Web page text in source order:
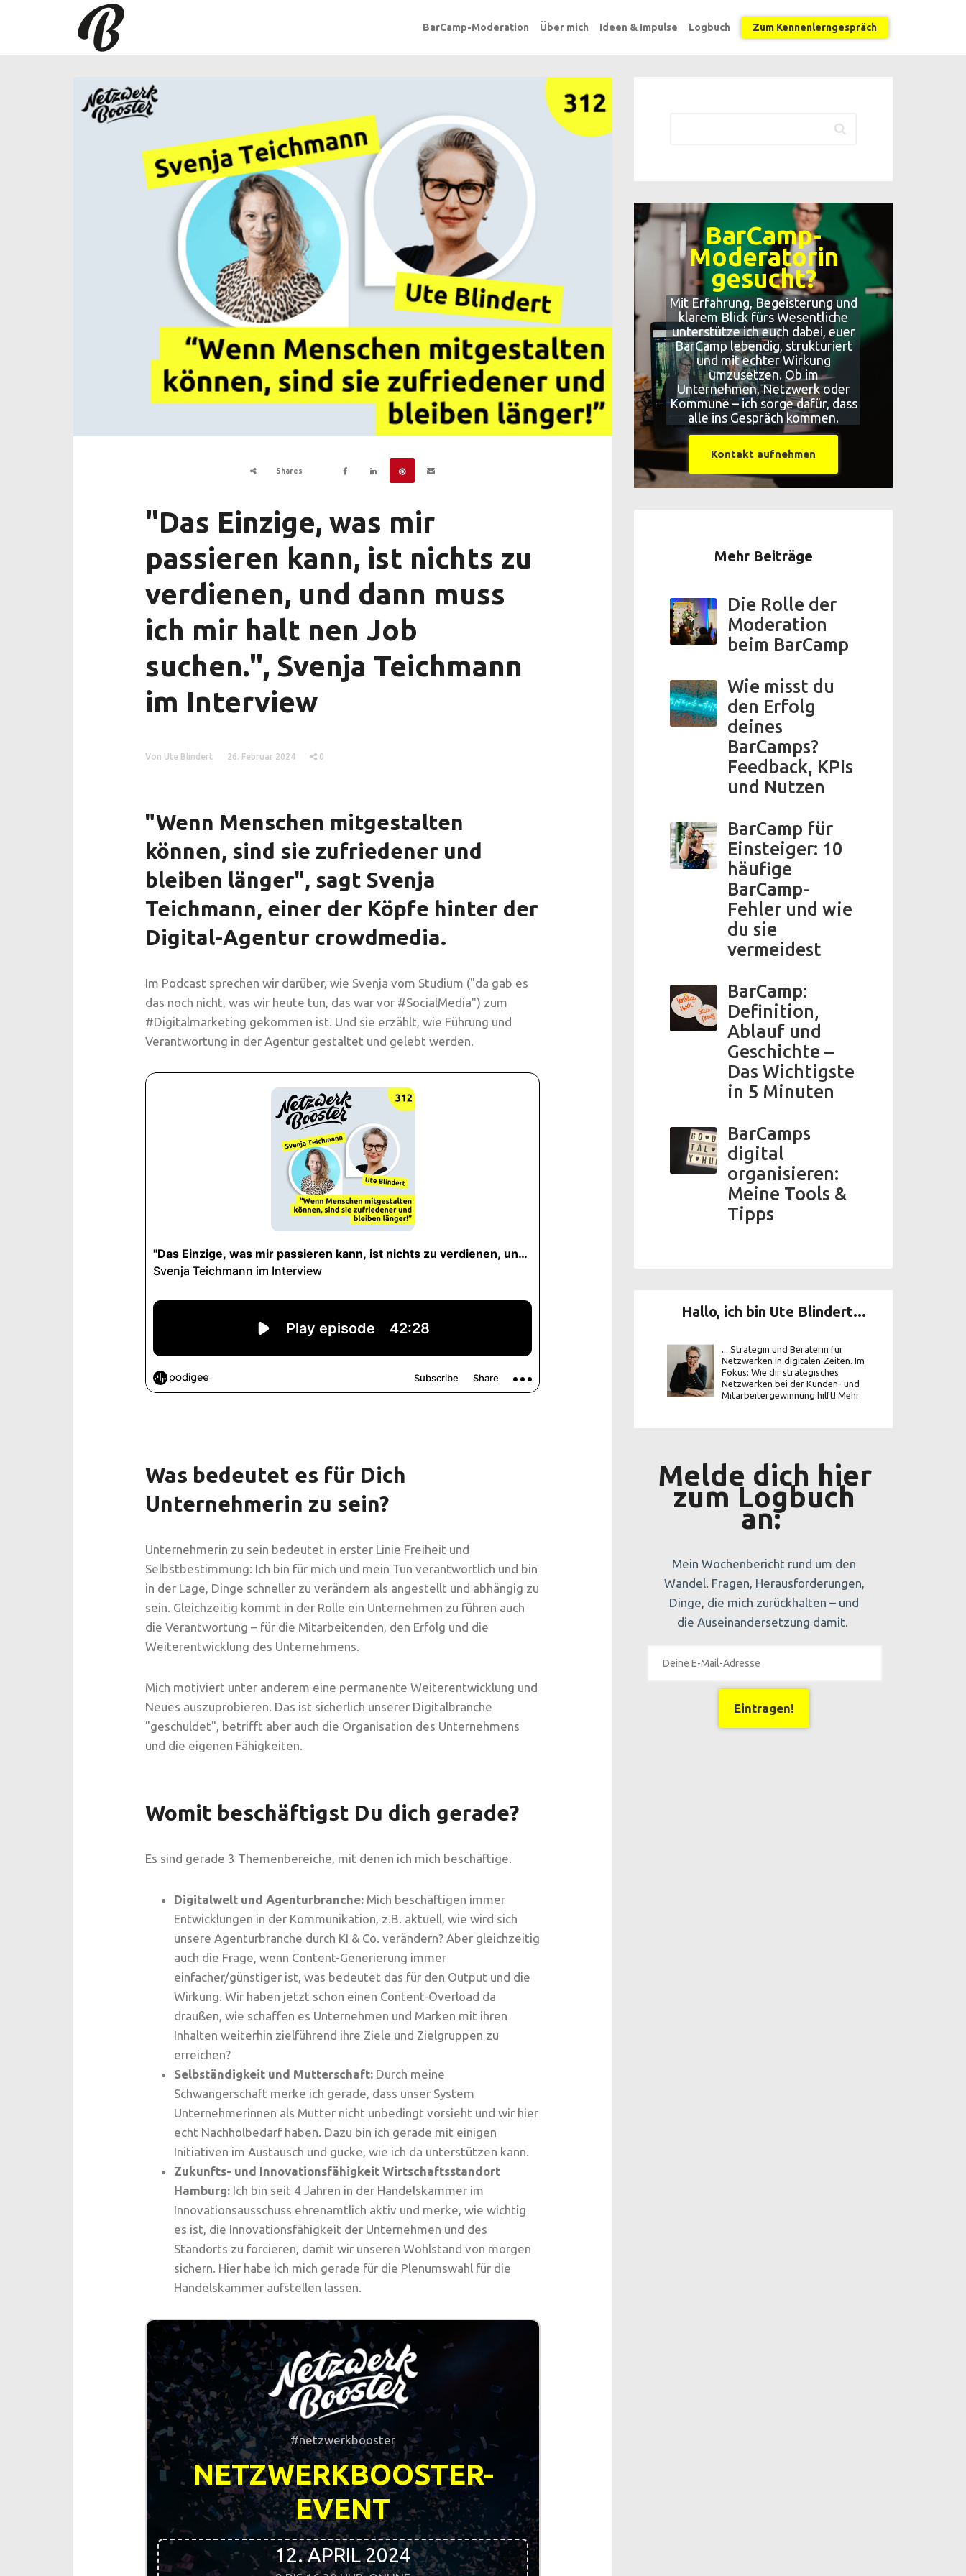
BarCamp-Moderation Über mich Ideen & Impulse Logbuch Zum Kennenlerngespräch
Shares
"Das Einzige, was mir
passieren kann, ist nichts zu
verdienen, und dann muss
ich mir halt nen Job
suchen.", Svenja Teichmann
im Interview
Von Ute Blindert 26. Februar 2024 0
"Wenn Menschen mitgestalten
können, sind sie zufriedener und
bleiben länger", sagt Svenja
Teichmann, einer der Köpfe hinter der
Digital-Agentur crowdmedia.
Im Podcast sprechen wir darüber, wie Svenja vom Studium ("da gab es
das noch nicht, was wir heute tun, das war vor #SocialMedia") zum
#Digitalmarketing gekommen ist. Und sie erzählt, wie Führung und
Verantwortung in der Agentur gestaltet und gelebt werden.
Was bedeutet es für Dich
Unternehmerin zu sein?
Unternehmerin zu sein bedeutet in erster Linie Freiheit und
Selbstbestimmung: Ich bin für mich und mein Tun verantwortlich und bin
in der Lage, Dinge schneller zu verändern als angestellt und abhängig zu
sein. Gleichzeitig kommt in der Rolle ein Unternehmen zu führen auch
die Verantwortung – für die Mitarbeitenden, den Erfolg und die
Weiterentwicklung des Unternehmens.
Mich motiviert unter anderem eine permanente Weiterentwicklung und
Neues auszuprobieren. Das ist sicherlich unserer Digitalbranche
"geschuldet", betrifft aber auch die Organisation des Unternehmens
und die eigenen Fähigkeiten.
Womit beschäftigst Du dich gerade?
Es sind gerade 3 Themenbereiche, mit denen ich mich beschäftige.
Digitalwelt und Agenturbranche: Mich beschäftigen immer
Entwicklungen in der Kommunikation, z.B. aktuell, wie wird sich
unsere Agenturbranche durch KI & Co. verändern? Aber gleichzeitig
auch die Frage, wenn Content-Generierung immer
einfacher/günstiger ist, was bedeutet das für den Output und die
Wirkung. Wir haben jetzt schon einen Content-Overload da
draußen, wie schaffen es Unternehmen und Marken mit ihren
Inhalten weiterhin zielführend ihre Ziele und Zielgruppen zu
erreichen?
Selbständigkeit und Mutterschaft: Durch meine
Schwangerschaft merke ich gerade, dass unser System
Unternehmerinnen als Mutter nicht unbedingt vorsieht und wir hier
echt Nachholbedarf haben. Dazu bin ich gerade mit einigen
Initiativen im Austausch und gucke, wie ich da unterstützen kann.
Zukunfts- und Innovationsfähigkeit Wirtschaftsstandort
Hamburg: Ich bin seit 4 Jahren in der Handelskammer im
Innovationsausschuss ehrenamtlich aktiv und merke, wie wichtig
es ist, die Innovationsfähigkeit der Unternehmen und des
Standorts zu forcieren, damit wir unseren Wohlstand von morgen
sichern. Hier habe ich mich gerade für die Plenumswahl für die
Handelskammer aufstellen lassen.
#netzwerkbooster
NETZWERKBOOSTER-
EVENT
12. APRIL 2024
BarCamp-
Moderatorin
gesucht?
Mit Erfahrung, Begeisterung und
klarem Blick fürs Wesentliche
unterstütze ich euch dabei, euer
BarCamp lebendig, strukturiert
und mit echter Wirkung
umzusetzen. Ob im
Unternehmen, Netzwerk oder
Kommune – ich sorge dafür, dass
alle ins Gespräch kommen.
Kontakt aufnehmen
Mehr Beiträge
Die Rolle der
Moderation
beim BarCamp
Wie misst du
den Erfolg
deines
BarCamps?
Feedback, KPIs
und Nutzen
BarCamp für
Einsteiger: 10
häufige
BarCamp-
Fehler und wie
du sie
vermeidest
BarCamp:
Definition,
Ablauf und
Geschichte –
Das Wichtigste
in 5 Minuten
BarCamps
digital
organisieren:
Meine Tools &
Tipps
Hallo, ich bin Ute Blindert...
... Strategin und Beraterin für
Netzwerken in digitalen Zeiten. Im
Fokus: Wie dir strategisches
Netzwerken bei der Kunden- und
Mitarbeitergewinnung hilft! Mehr
Melde dich hier
zum Logbuch
an:
Mein Wochenbericht rund um den
Wandel. Fragen, Herausforderungen,
Dinge, die mich zurückhalten – und
die Auseinandersetzung damit.
Eintragen!